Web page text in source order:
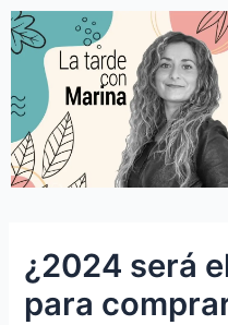
¿2024 será
para